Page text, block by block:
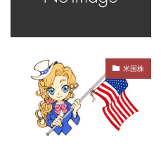
米国株